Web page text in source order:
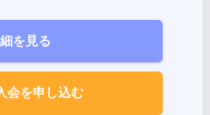
を見る
会を申し込む